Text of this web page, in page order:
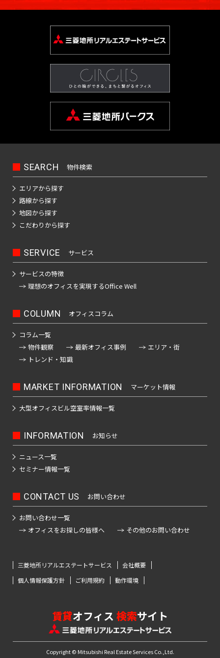
SEARCH 物件検索
エリアから探す
路線から探す
地図から探す
こだわりから探す
SERVICE サービス
サービスの特徴
理想のオフィスを実現するOffice Well
COLUMN オフィスコラム
コラム一覧
物件観察
最新オフィス事例
エリア・街
トレンド・知識
MARKET INFORMATION マーケット情報
大型オフィスビル空室率情報一覧
INFORMATION お知らせ
ニュース一覧
セミナー情報一覧
CONTACT US お問い合わせ
お問い合わせ一覧
オフィスをお探しの皆様へ
その他のお問い合わせ
三菱地所リアルエステートサービス
会社概要
個人情報保護方針
ご利用規約 動作環境
賃貸オフィス 検索サイト
Copyright © Mitsubishi Real Estate Services Co.,Ltd.